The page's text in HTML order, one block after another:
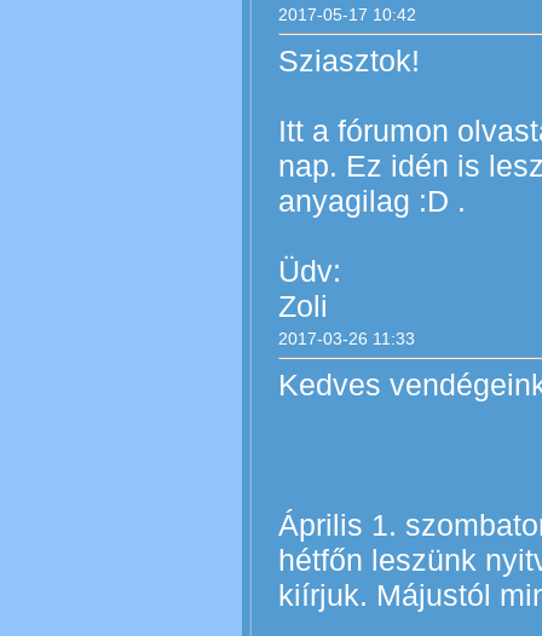
2017-05-17 10:42
2017-03-26 11:33
Sziasztok!
Itt a fórumon
nap. Ez idén is
anyagilag :D .
Üdv:
Zoli
Kedves
Április 1.
hétfőn leszünk
kiírjuk. Májustól